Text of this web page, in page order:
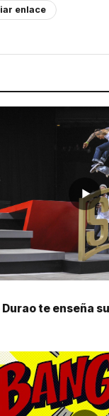
enlace
▶
te enseña